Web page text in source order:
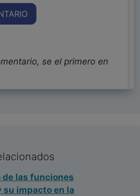
se el primero en
de las funciones
impacto en la